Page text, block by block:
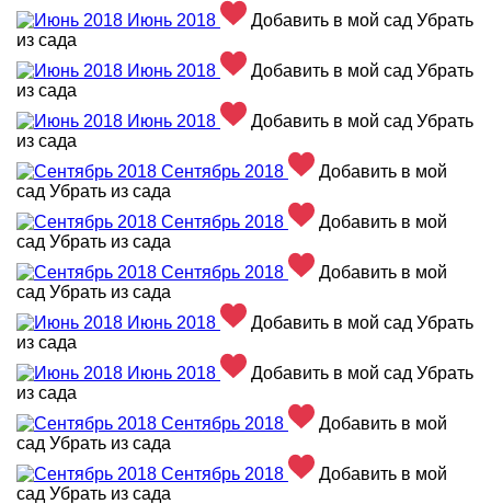
Июнь 2018
Добавить в мой сад Убрать
из сада
Июнь 2018
Добавить в мой сад Убрать
из сада
Июнь 2018
Добавить в мой сад Убрать
из сада
Сентябрь 2018
Добавить в мой
сад Убрать из сада
Сентябрь 2018
Добавить в мой
сад Убрать из сада
Сентябрь 2018
Добавить в мой
сад Убрать из сада
Июнь 2018
Добавить в мой сад Убрать
из сада
Июнь 2018
Добавить в мой сад Убрать
из сада
Сентябрь 2018
Добавить в мой
сад Убрать из сада
Сентябрь 2018
Добавить в мой
сад Убрать из сада